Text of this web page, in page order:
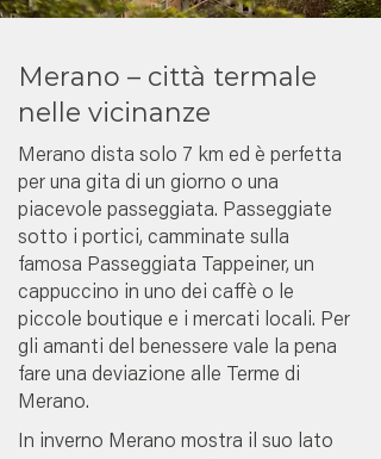
Merano – città termale
nelle vicinanze
Merano dista solo 7 km ed è perfetta
per una gita di un giorno o una
piacevole passeggiata. Passeggiate
sotto i portici, camminate sulla
famosa Passeggiata Tappeiner, un
cappuccino in uno dei caffè o le
piccole boutique e i mercati locali. Per
gli amanti del benessere vale la pena
fare una deviazione alle Terme di
Merano.
In inverno Merano mostra il suo lato